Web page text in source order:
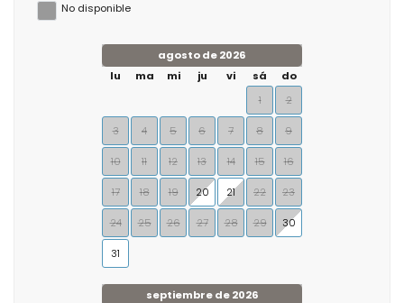
No disponible
agosto de 2026
lu
ma mi ju vi sá
do
1
2
3 4 5 6 7 8 9
10 11 12 13 14 15 16
17 18 19 20 21 22 23
24 25 26 27 28 29 30
31
septiembre de 2026